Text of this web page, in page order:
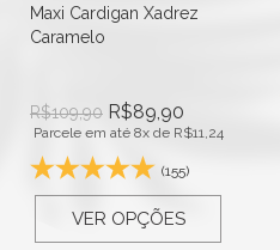
Maxi Cardigan Xadrez
Caramelo
R$109,90 R$89,90
Parcele em até 8x de R$11,24
(155)
VER OPÇÕES